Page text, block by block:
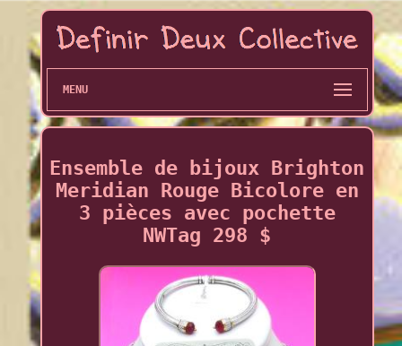
MENU
Ensemble de bijoux Brighton
Meridian Rouge Bicolore en
3 pièces avec pochette
NWTag 298 $